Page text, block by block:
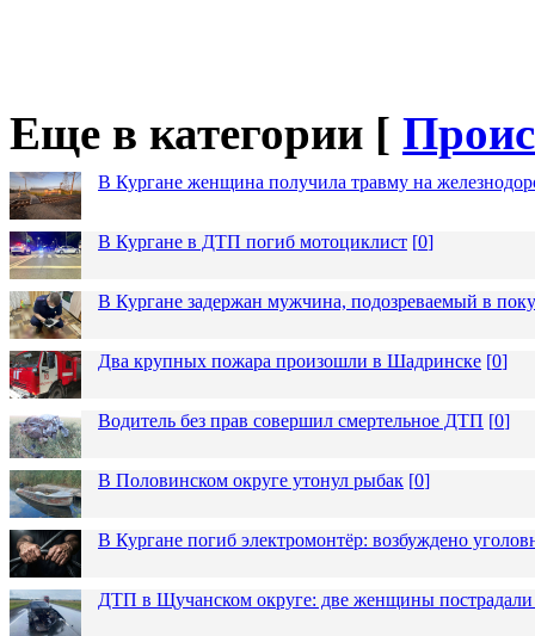
Еще в категории [
В Кургане женщина получила травму на
В Кургане в ДТП погиб мотоциклист [0]
В Кургане задержан мужчина, подозреваемый в
Два крупных пожара произошли в Шадринске [0]
Водитель без прав совершил смертельное ДТП [0]
В Половинском округе утонул рыбак [0]
В Кургане погиб электромонтёр: возбуждено
ДТП в Щучанском округе: две женщины пострадали